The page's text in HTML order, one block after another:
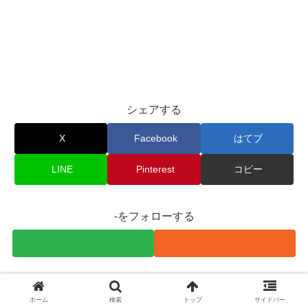
シェアする
X Facebook はてブ
LINE Pinterest コピー
-をフォローする
関連記事
ホーム 検索 トップ サイドバー